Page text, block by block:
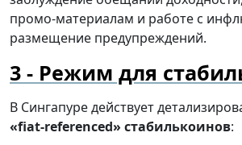
промо-материалам и работе с
размещение предупреждений.
Режим для
В Сингапуре действует
«fiat-referenced» стабилькоинов: